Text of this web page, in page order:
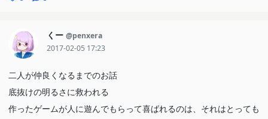
くー @penxera
2017-02-05 17:23
二人が仲良くなるまでのお話
底抜けの明るさに救われる
作ったゲームが人に遊んでもらって喜ばれるのは、それはとっても